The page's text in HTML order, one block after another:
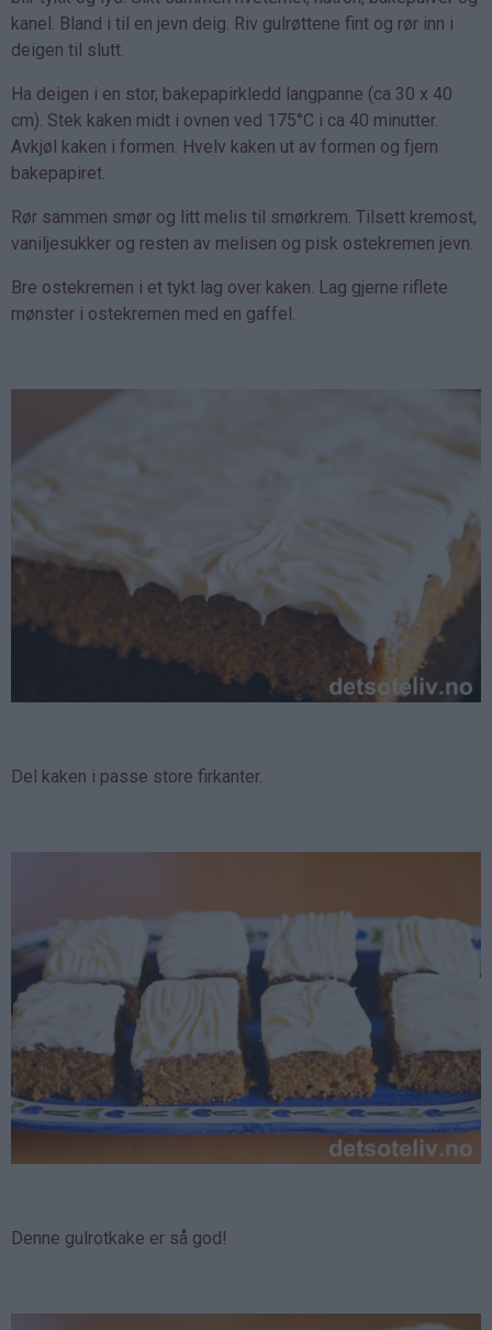
kanel. Bland i til en jevn deig. Riv gulrøttene fint og rør inn i
deigen til slutt.
Ha deigen i en stor, bakepapirkledd langpanne (ca 30 x 40
cm). Stek kaken midt i ovnen ved 175°C i ca 40 minutter.
Avkjøl kaken i formen. Hvelv kaken ut av formen og fjern
bakepapiret.
Rør sammen smør og litt melis til smørkrem. Tilsett kremost,
vaniljesukker og resten av melisen og pisk ostekremen jevn.
Bre ostekremen i et tykt lag over kaken. Lag gjerne riflete
mønster i ostekremen med en gaffel.
Del kaken i passe store firkanter.
Denne gulrotkake er så god!